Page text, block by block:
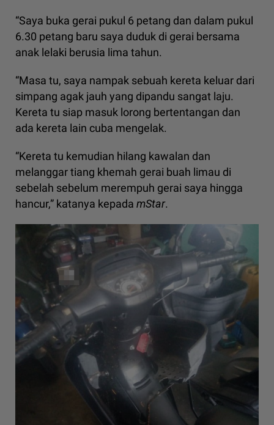
“Saya buka gerai pukul 6 petang dan dalam pukul
6.30 petang baru saya duduk di gerai bersama
anak lelaki berusia lima tahun.
“Masa tu, saya nampak sebuah kereta keluar dari
simpang agak jauh yang dipandu sangat laju.
Kereta tu siap masuk lorong bertentangan dan
ada kereta lain cuba mengelak.
“Kereta tu kemudian hilang kawalan dan
melanggar tiang khemah gerai buah limau di
sebelah sebelum merempuh gerai saya hingga
hancur,” katanya kepada mStar.